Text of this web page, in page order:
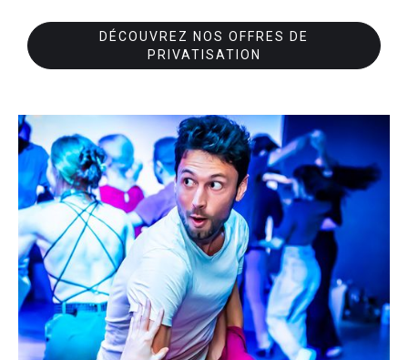
DÉCOUVREZ NOS OFFRES DE
PRIVATISATION